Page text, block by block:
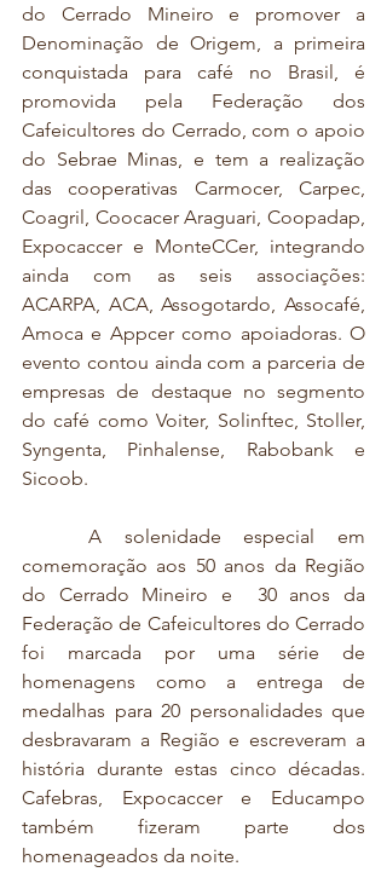
do Cerrado Mineiro e promover a
Denominação de Origem, a primeira
conquistada para café no Brasil, é
promovida pela Federação dos
Cafeicultores do Cerrado, com o apoio
do Sebrae Minas, e tem a realização
das cooperativas Carmocer, Carpec,
Coagril, Coocacer Araguari, Coopadap,
Expocaccer e MonteCCer, integrando
ainda com as seis associações:
ACARPA, ACA, Assogotardo, Assocafé,
Amoca e Appcer como apoiadoras. O
evento contou ainda com a parceria de
empresas de destaque no segmento
do café como Voiter, Solinftec, Stoller,
Syngenta, Pinhalense, Rabobank e
Sicoob.
comemoração aos 50 anos da Região
do Cerrado Mineiro e  30 anos da
Federação de Cafeicultores do Cerrado
foi marcada por uma série de
homenagens como a entrega de
medalhas para 20 personalidades que
desbravaram a Região e escreveram a
história durante estas cinco décadas.
Cafebras, Expocaccer e Educampo
também fizeram parte dos
homenageados da noite.